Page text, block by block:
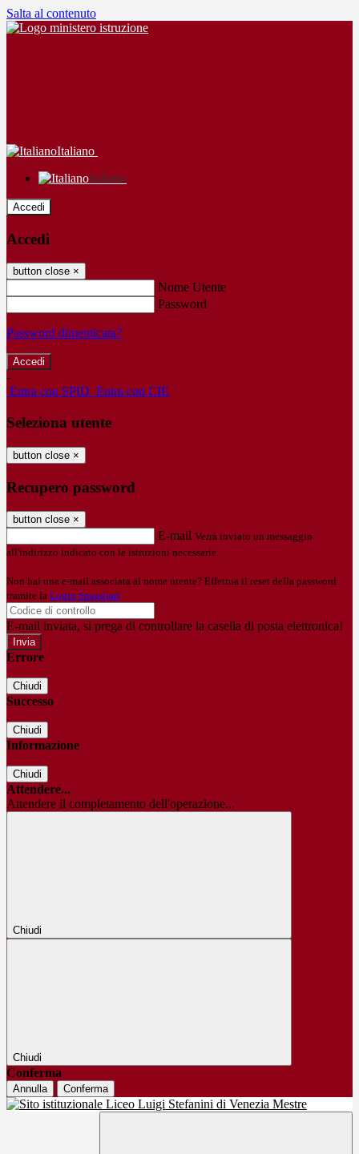
Salta al contenuto
Italiano
Italiano
Accedi
Accedi
button close ×
Nome Utente
Password
Password dimenticata?
-
Entra con SPID Entra con CIE
Seleziona utente
button close ×
Recupero password
button close ×
E-mail Verrà inviato un messaggio
all'indirizzo indicato con le istruzioni necessarie.
Non hai una e-mail associata al nome utente? Effettua il reset della password
tramite la Login Spaggiari
E-mail inviata, si prega di controllare la casella di posta elettronica!
Errore
Chiudi
Successo
Chiudi
Informazione
Chiudi
Attendere...
Attendere il completamento dell'operazione...
Chiudi
Chiudi
Conferma
Annulla Conferma